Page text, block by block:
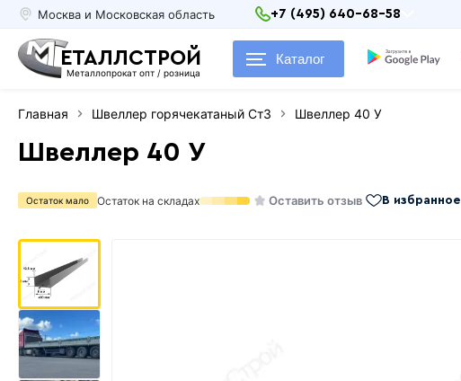
Москва и Московская область +7 (495) 640-68-58
ЕТАЛЛСТРОЙ
Металлопрокат опт / розница
Каталог
Главная Швеллер горячекатаный Ст3 Швеллер 40 У
Швеллер 40 У
Остаток мало Остаток на складах Оставить отзыв В избранное